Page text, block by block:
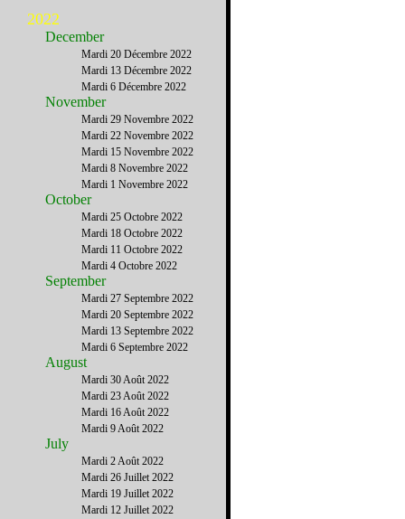
2022
December
Mardi 20 Décembre 2022
Mardi 13 Décembre 2022
Mardi 6 Décembre 2022
November
Mardi 29 Novembre 2022
Mardi 22 Novembre 2022
Mardi 15 Novembre 2022
Mardi 8 Novembre 2022
Mardi 1 Novembre 2022
October
Mardi 25 Octobre 2022
Mardi 18 Octobre 2022
Mardi 11 Octobre 2022
Mardi 4 Octobre 2022
September
Mardi 27 Septembre 2022
Mardi 20 Septembre 2022
Mardi 13 Septembre 2022
Mardi 6 Septembre 2022
August
Mardi 30 Août 2022
Mardi 23 Août 2022
Mardi 16 Août 2022
Mardi 9 Août 2022
July
Mardi 2 Août 2022
Mardi 26 Juillet 2022
Mardi 19 Juillet 2022
Mardi 12 Juillet 2022